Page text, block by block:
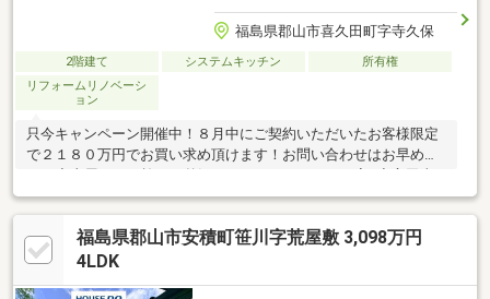
福島県郡山市喜久田町字寺久保
2階建て システムキッチン
所有権
リフォームリノベーシ
ョン
只今キャンペーン開催中！８月中にご契約いただいたお客様限定
で２１８０万円でお買い求め頂けます！お問い合わせはお早め
小学校まで徒歩約７分♪ 富田中学校へも徒歩約14分と無理のな
い距離♪◆４号バイパス、郡山インター線アクセス良好！4月末 リ
フォーム完了♪ 屋根、外壁塗装も施工！ 駐車は2～3台可
能に♪ 給湯器・1F北側和室×2→洋室に ・畳 ・防蟻処理・破風
福島県郡山市安積町笹川字荒屋敷 3,098万円
4LDK